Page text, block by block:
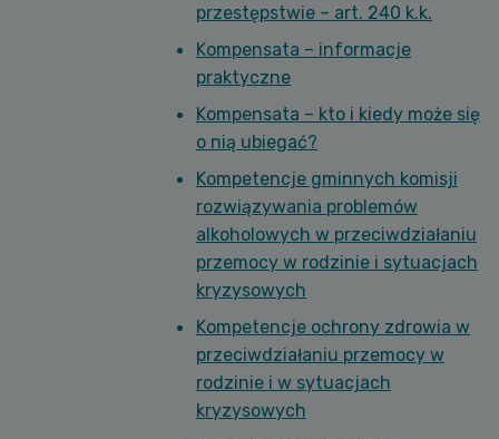
przestępstwie – art. 240 k.k.
Kompensata – informacje
praktyczne
Kompensata – kto i kiedy może się
o nią ubiegać?
Kompetencje gminnych komisji
rozwiązywania problemów
alkoholowych w przeciwdziałaniu
przemocy w rodzinie i sytuacjach
kryzysowych
Kompetencje ochrony zdrowia w
przeciwdziałaniu przemocy w
rodzinie i w sytuacjach
kryzysowych